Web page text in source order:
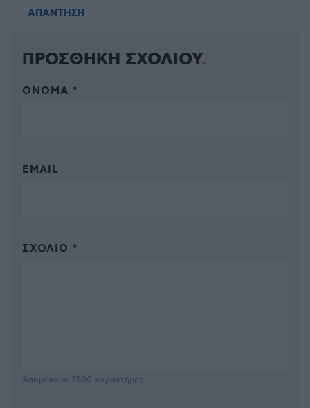
ΑΠΑΝΤΗΣΗ
ΠΡΟΣΘΗΚΗ ΣΧΟΛΙΟΥ
ΌΝΟΜΑ *
EMAIL
ΣΧΌΛΙΟ *
Απομένουν 2500 χαρακτήρες